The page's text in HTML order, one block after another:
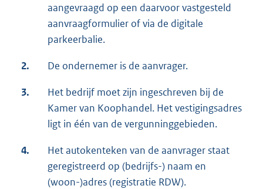
aangevraagd op een daarvoor vastgesteld
aanvraagformulier of via de digitale
parkeerbalie.
2. De ondernemer is de aanvrager.
3.
Het bedrijf moet zijn ingeschreven bij de
Kamer van Koophandel. Het vestigingsadres
ligt in één van de vergunninggebieden.
4.
Het autokenteken van de aanvrager staat
geregistreerd op (bedrijfs-) naam en
(woon-)adres (registratie RDW).